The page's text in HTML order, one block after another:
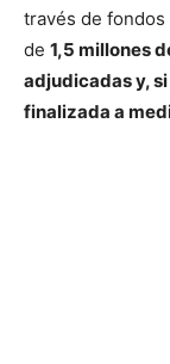
través de
de 1,5 millones
adjudicadas y,
finalizada a